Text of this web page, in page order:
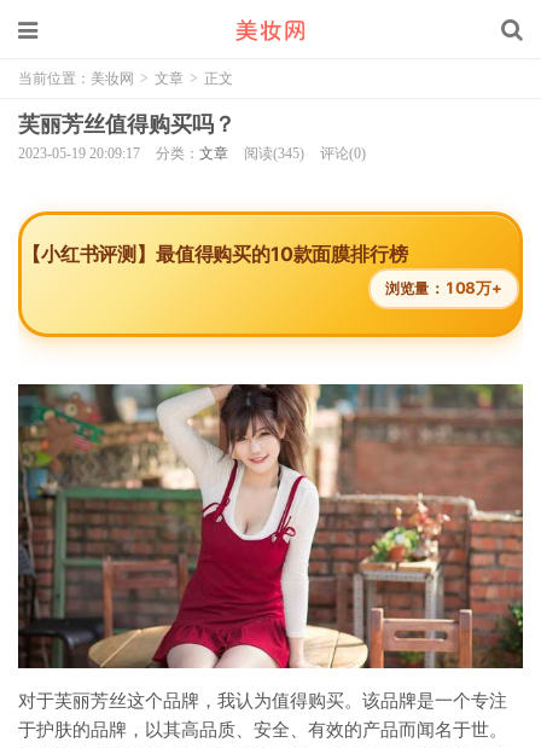
当前位置： 美妆网 > 文章 > 正文
芙丽芳丝值得购买吗？
2023-05-19 20:09:17 分类： 文章 阅读(345) 评论(0)
【小红书评测】最值得购买的10款面膜排行榜
浏览量： 108万+
对于芙丽芳丝这个品牌，我认为值得购买。该品牌是一个专注
于护肤的品牌，以其高品质、安全、有效的产品而闻名于世。